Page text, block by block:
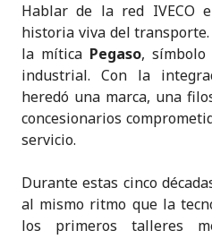
Hablar de la red IVECO
historia viva del
la mítica Pegaso,
industrial. Con la
heredó una marca, una
concesionarios
servicio.
Durante estas cinco
al mismo ritmo que la
los primeros talleres